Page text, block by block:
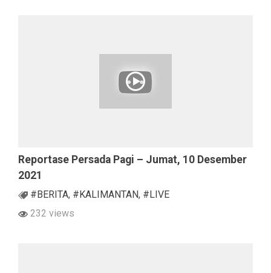
Reportase Persada Pagi – Jumat, 10 Desember
2021
#BERITA, #KALIMANTAN, #LIVE
232 views